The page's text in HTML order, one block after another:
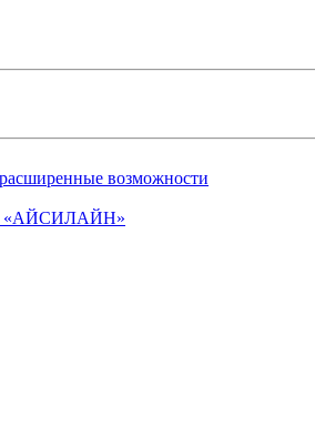
возможности
«АЙСИЛАЙН»